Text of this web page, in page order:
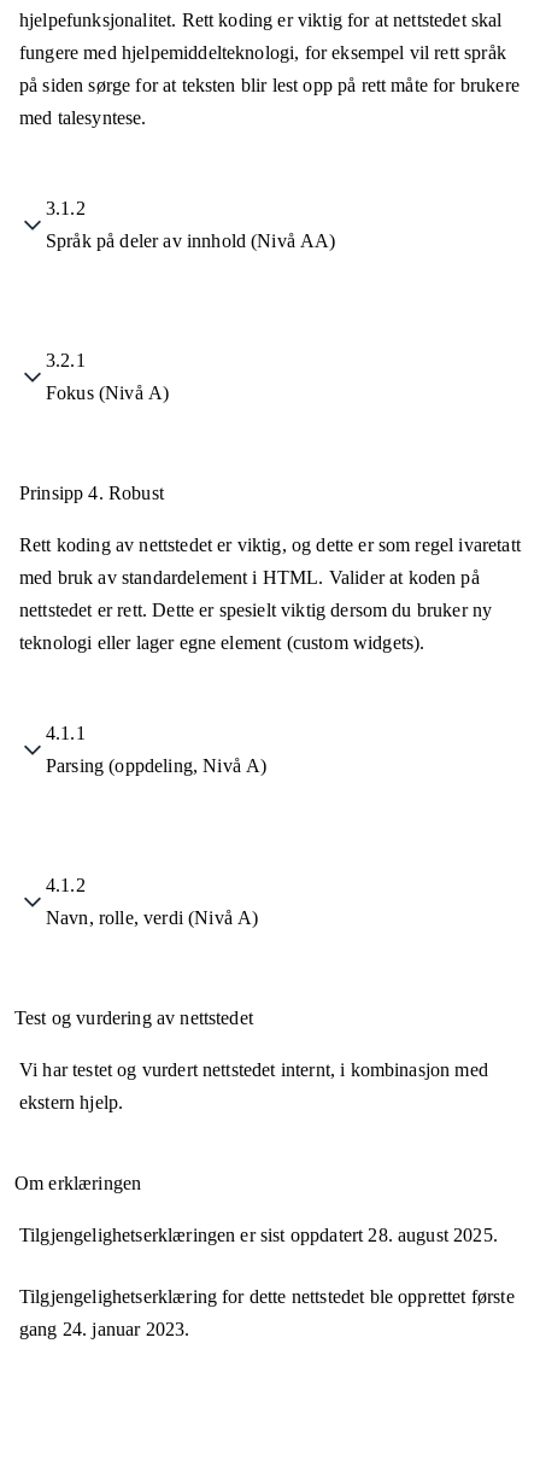
hjelpefunksjonalitet. Rett koding er viktig for at nettstedet skal
fungere med hjelpemiddelteknologi, for eksempel vil rett språk
på siden sørge for at teksten blir lest opp på rett måte for brukere
med talesyntese.
3.1.2
Språk på deler av innhold (Nivå AA)
3.2.1
Fokus (Nivå A)
Prinsipp 4. Robust
Rett koding av nettstedet er viktig, og dette er som regel ivaretatt
med bruk av standardelement i HTML. Valider at koden på
nettstedet er rett. Dette er spesielt viktig dersom du bruker ny
teknologi eller lager egne element (custom widgets).
4.1.1
Parsing (oppdeling, Nivå A)
4.1.2
Navn, rolle, verdi (Nivå A)
Test og vurdering av nettstedet
Vi har testet og vurdert nettstedet internt, i kombinasjon med
ekstern hjelp.
Om erklæringen
Tilgjengelighetserklæringen er sist oppdatert28. august 2025.
Tilgjengelighetserklæring for dette nettstedet ble opprettet første
gang 24. januar 2023.